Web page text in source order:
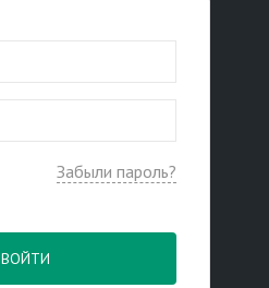
Забыли пароль?
ВОЙТИ